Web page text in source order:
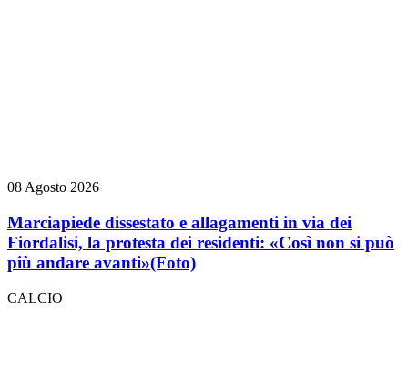
08 Agosto 2026
Marciapiede dissestato e allagamenti in via dei
Fiordalisi, la protesta dei residenti: «Così non si può
più andare avanti»(Foto)
CALCIO